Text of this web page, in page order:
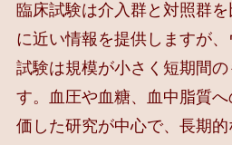
臨床試験は介入群と対照群
に近い情報を提供しますが
試験は規模が小さく短期間
す。血圧や血糖、血中脂質
価した研究が中心で、長期